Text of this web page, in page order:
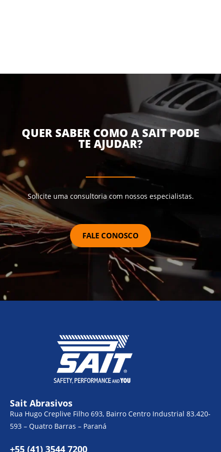
QUER SABER COMO A SAIT PODE
TE AJUDAR?
Solicite uma consultoria com nossos especialistas.
FALE CONOSCO
Sait Abrasivos
Rua Hugo Creplive Filho 693, Bairro Centro Industrial 83.420-
593 – Quatro Barras – Paraná
+55 (41) 3544 7200